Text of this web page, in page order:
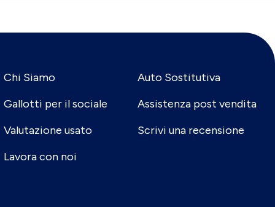
Chi Siamo
Gallotti per il sociale
Valutazione usato
Lavora con noi
Auto Sostitutiva
Assistenza post vendita
Scrivi una recensione